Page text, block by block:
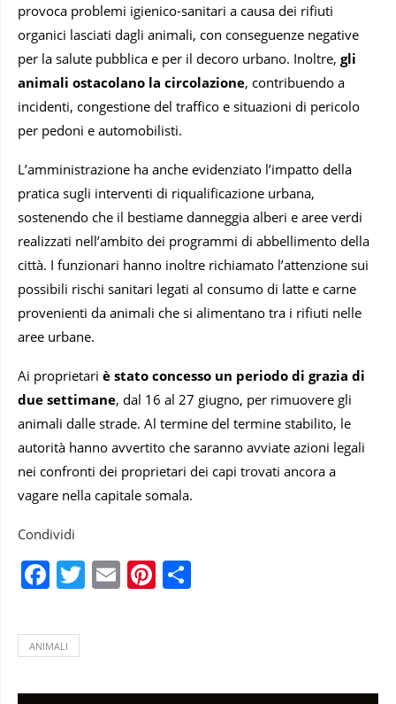
provoca problemi igienico-sanitari a causa dei rifiuti
organici lasciati dagli animali, con conseguenze negative
per la salute pubblica e per il decoro urbano. Inoltre, gli
animali ostacolano la circolazione, contribuendo a
incidenti, congestione del traffico e situazioni di pericolo
per pedoni e automobilisti.
L’amministrazione ha anche evidenziato l’impatto della
pratica sugli interventi di riqualificazione urbana,
sostenendo che il bestiame danneggia alberi e aree verdi
realizzati nell’ambito dei programmi di abbellimento della
città. I funzionari hanno inoltre richiamato l’attenzione sui
possibili rischi sanitari legati al consumo di latte e carne
provenienti da animali che si alimentano tra i rifiuti nelle
aree urbane.
Ai proprietari è stato concesso un periodo di grazia di
due settimane, dal 16 al 27 giugno, per rimuovere gli
animali dalle strade. Al termine del termine stabilito, le
autorità hanno avvertito che saranno avviate azioni legali
nei confronti dei proprietari dei capi trovati ancora a
vagare nella capitale somala.
Condividi
Facebook
Twitter
EmailPinterest
ANIMALI